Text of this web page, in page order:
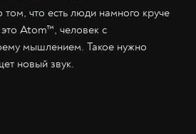
том, что есть люди намного круче
Atom™, человек с
мышлением. Такое нужно
новый звук.